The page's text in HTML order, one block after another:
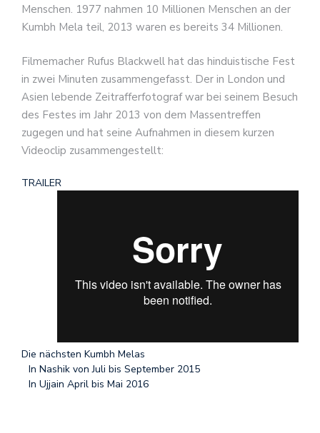
Menschen. 1977 nahmen 10 Millionen Menschen an der
Kumbh Mela teil, 2013 waren es bereits 34 Millionen.
Filmemacher Rufus Blackwell hat das hinduistische Fest
in zwei Minuten zusammengefasst. Der in London und
Asien lebende Zeitrafferfotograf war bei seinem Besuch
des Festes im Jahr 2013 von dem Massentreffen
zugegen und hat seine Aufnahmen in diesem kurzen
Videoclip zusammengestellt:
TRAILER
Die nächsten Kumbh Melas
In Nashik von Juli bis September 2015
In Ujjain April bis Mai 2016